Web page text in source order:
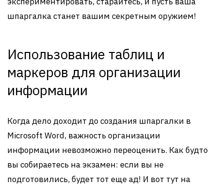
шпаргалка станет вашим секретным оружием!
Использование таблиц и
маркеров для организации
информации
Когда дело доходит до создания шпаргалки в
Microsoft Word, важность организации
информации невозможно переоценить. Как будто
вы собираетесь на экзамен: если вы не
подготовились, будет тот еще ад! И вот тут на